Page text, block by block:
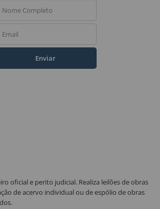
Nome Completo
Email
Enviar
oficial e perito judicial. Realiza leilões de obras
de acervo individual ou de espólio de obras